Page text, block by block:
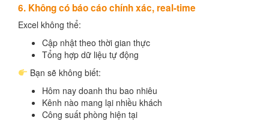
6. Không có báo cáo chính xác, real-time
Excel không thể:
Cập nhật theo thời gian thực
Tổng hợp dữ liệu tự động
Bạn sẽ không biết:
Hôm nay doanh thu bao nhiêu
Kênh nào mang lại nhiều khách
Công suất phòng hiện tại